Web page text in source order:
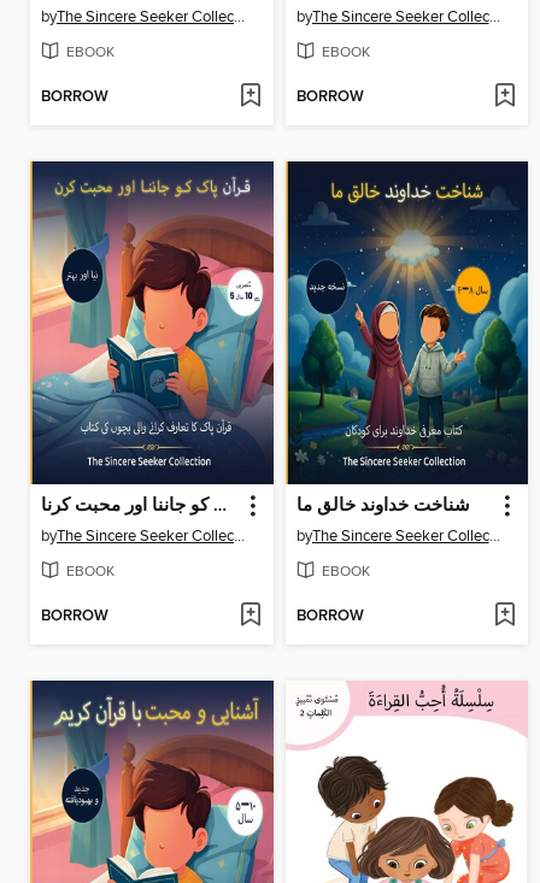
by The Sincere Seeker Collection
EBOOK
BORROW
by The Sincere Seeker Collection
EBOOK
BORROW
قرآن پاک کو جاننا اور محبت کرنا
by The Sincere Seeker Collection
EBOOK
BORROW
شناخت خداوند خالق ما
by The Sincere Seeker Collection
EBOOK
BORROW